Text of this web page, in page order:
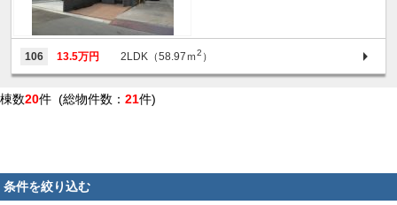
106 13.5万円 2LDK（58.97ｍ2 ）
棟数20件 (総物件数： 21件)
条件を絞り込む